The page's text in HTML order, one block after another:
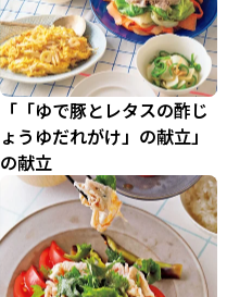
「「ゆで豚とレタスの酢じ
ょうゆだれがけ」の献立」
の献立